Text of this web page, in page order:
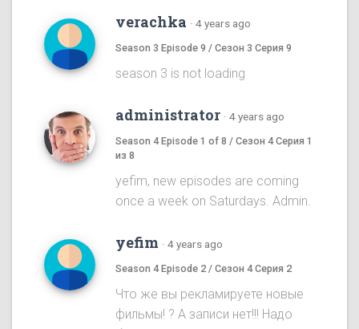
verachka · 4 years ago
Season 3 Episode 9 / Сезон 3 Серия 9
season 3 is not loading
administrator · 4 years ago
Season 4 Episode 1 of 8 / Сезон 4 Серия 1
из 8
yefim, new episodes are coming
once a week on Saturdays. Admin.
yefim · 4 years ago
Season 4 Episode 2 / Сезон 4 Серия 2
Что же вы рекламируете новые
фильмы! ? А записи нет!!! Надо